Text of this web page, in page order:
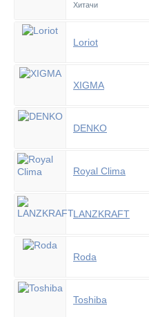
Хитачи
Loriot
XIGMA
DENKO
Royal Clima
LANZKRAFT
Roda
Toshiba